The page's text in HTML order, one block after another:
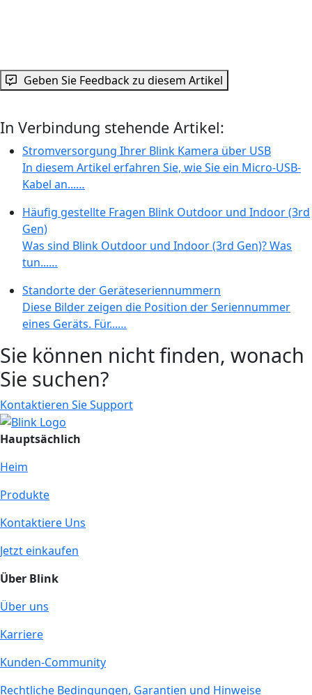
Geben Sie Feedback zu diesem Artikel
In Verbindung stehende Artikel:
Stromversorgung Ihrer Blink Kamera über USB
In diesem Artikel erfahren Sie, wie Sie ein Micro-USB-
Kabel an...…
Häufig gestellte Fragen Blink Outdoor und Indoor (3rd
Gen)
Was sind Blink Outdoor und Indoor (3rd Gen)? Was
tun...…
Standorte der Geräteseriennummern
Diese Bilder zeigen die Position der Seriennummer
eines Geräts. Für...…
Sie können nicht finden, wonach
Sie suchen?
Kontaktieren Sie Support
Hauptsächlich
Heim
Produkte
Kontaktiere Uns
Jetzt einkaufen
Über Blink
Über uns
Karriere
Kunden-Community
Rechtliche Bedingungen, Garantien und Hinweise